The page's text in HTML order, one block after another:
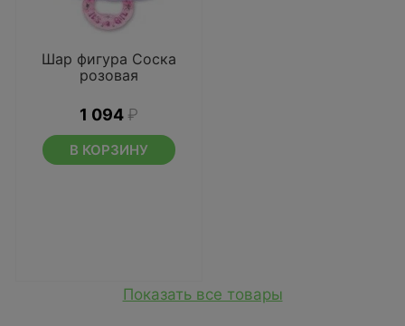
Шар фигура Соска
розовая
1 094 ₽
В КОРЗИНУ
Показать все товары